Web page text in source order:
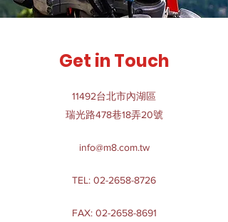
Get in Touch
11492台北市內湖區
瑞光路478巷18弄20號
info@m8.com.tw
TEL: 02-2658-8726
FAX: 02-2658-8691